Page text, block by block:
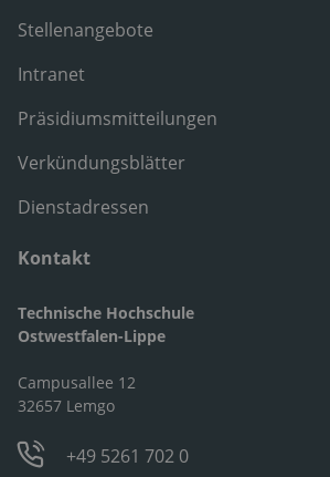
Stellenangebote
Intranet
Präsidiumsmitteilungen
Verkündungsblätter
Dienstadressen
Kontakt
Technische Hochschule
Ostwestfalen-Lippe
Campusallee 12
32657 Lemgo
+49 5261 702 0